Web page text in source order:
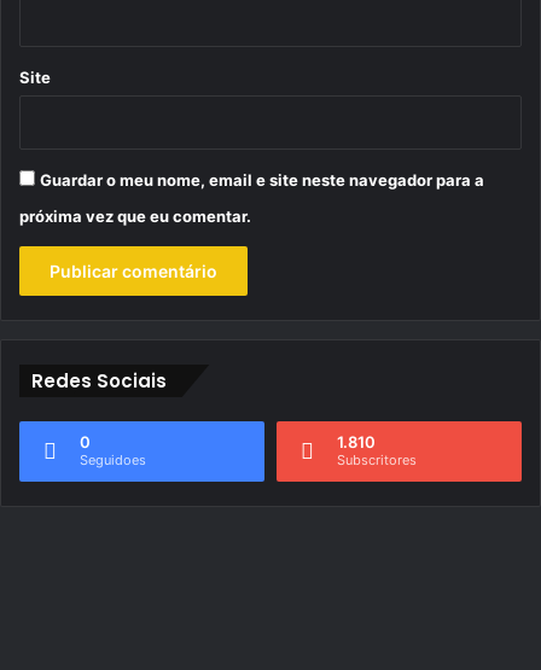
Site
Guardar o meu nome, email e site neste navegador para a
próxima vez que eu comentar.
Redes Sociais
0
Seguidoes
1.810
Subscritores